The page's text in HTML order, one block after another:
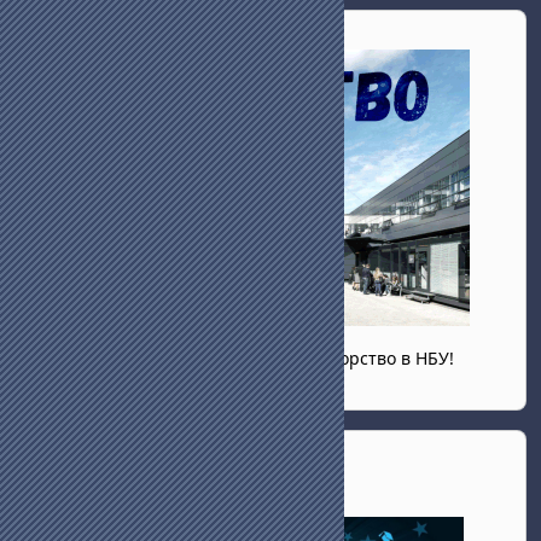
Запознайте се със системата за тюторство в НБУ!
Skip Академична етика
Академична етика